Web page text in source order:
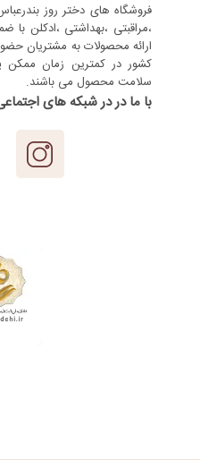
فروشگاه های دختر روز
،مراقبتی ،بهداشتی ،ادکلن با
ارائه محصولات به مشتریان
کشور در کمترین زمان
سلامت محصول می باشند.
با ما در در شبکه های